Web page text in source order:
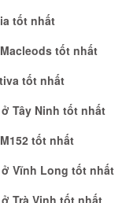
tốt nhất
tốt nhất
tốt nhất
Tây Ninh tốt nhất
tốt nhất
ở Vĩnh Long tốt nhất